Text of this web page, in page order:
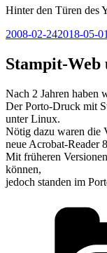
Hinter den Türen des
Veröffentlicht
2008-02-242018-05-01
Stampit-
Nach 2 Jahren haben
Der Porto-Druck mit
unter Linux.
Nötig dazu waren die
neue Acrobat-Reader
Mit früheren
können,
jedoch standen im